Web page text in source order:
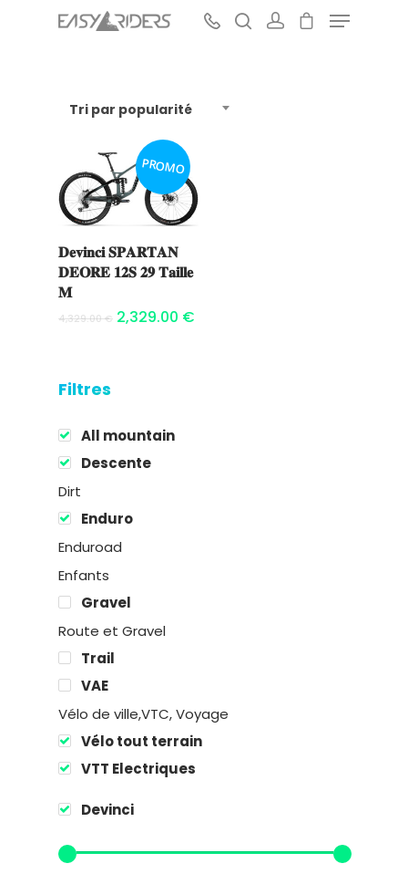
Hit enter to search or ESC to close
Tri par popularité
Filtres
All mountain
Descente
Dirt
Enduro
Enduroad
Enfants
Gravel
Route et Gravel
Trail
VAE
Vélo de ville,VTC, Voyage
Vélo tout terrain
VTT Electriques
Devinci
PROMO
Ajouter au
𝐃𝐞𝐯𝐢𝐧𝐜𝐢 𝐒𝐏𝐀𝐑𝐓𝐀𝐍
𝐃𝐄𝐎𝐑𝐄 𝟏𝟐𝐒 𝟐𝟗 𝐓𝐚𝐢𝐥𝐥𝐞
𝐌
4,329.00€ 2,329.00 €